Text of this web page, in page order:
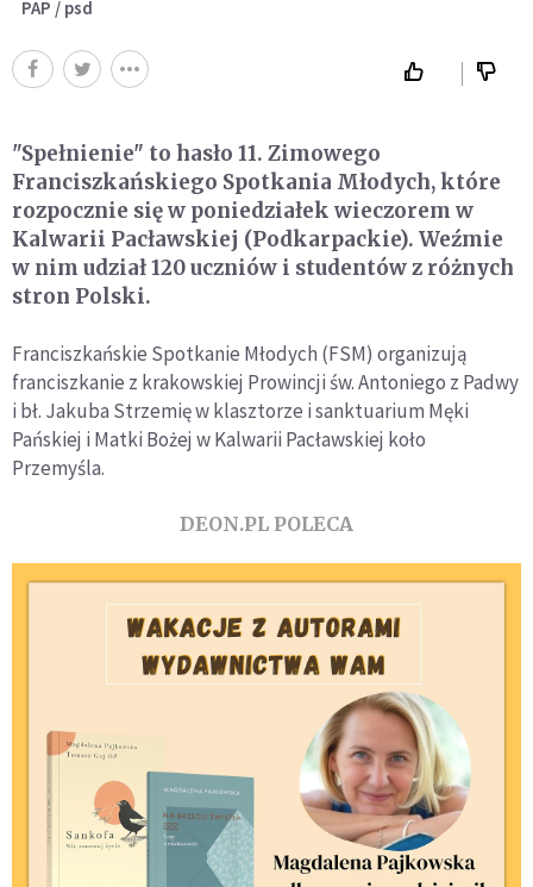
PAP / psd
"Spełnienie" to hasło 11. Zimowego
Franciszkańskiego Spotkania Młodych, które
rozpocznie się w poniedziałek wieczorem w
Kalwarii Pacławskiej (Podkarpackie). Weźmie
w nim udział 120 uczniów i studentów z różnych
stron Polski.
Franciszkańskie Spotkanie Młodych (FSM) organizują
franciszkanie z krakowskiej Prowincji św. Antoniego z Padwy
i bł. Jakuba Strzemię w klasztorze i sanktuarium Męki
Pańskiej i Matki Bożej w Kalwarii Pacławskiej koło
Przemyśla.
DEON.PL POLECA